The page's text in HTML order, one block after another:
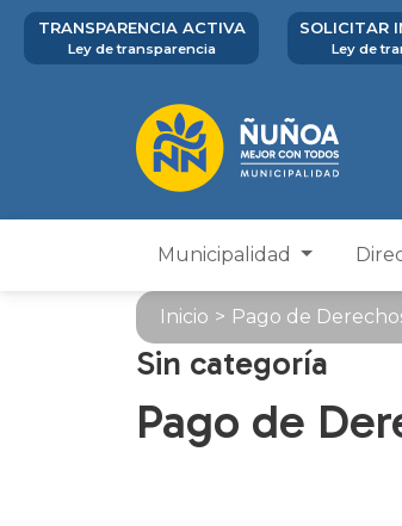
TRANSPARENCIA ACTIVA
Ley de transparencia
SOLICITAR
Ley de
Municipalidad
Inicio > Pago de
Sin categoría
Pago de